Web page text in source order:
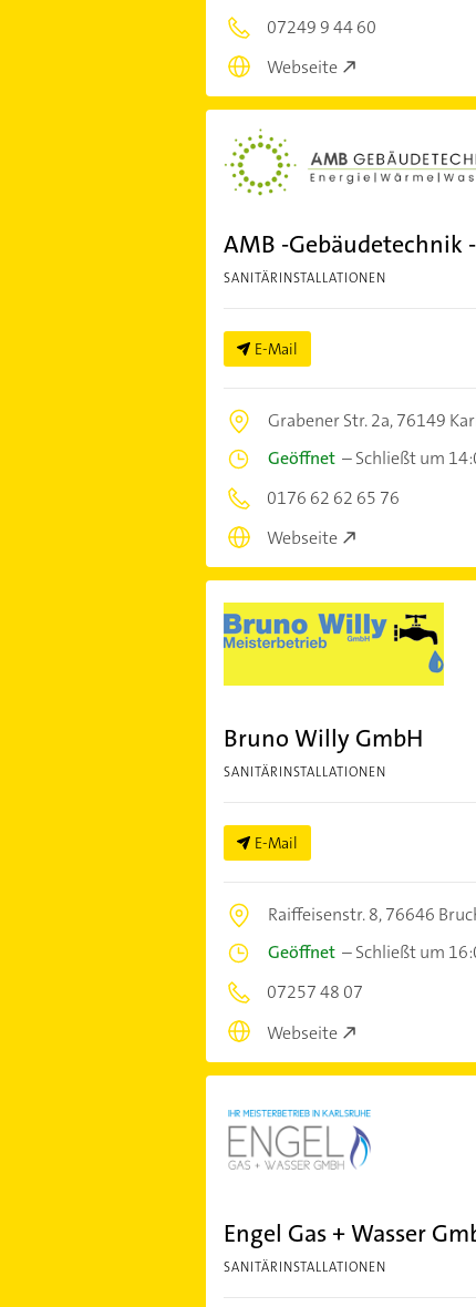
07249 9 44 60
Webseite
AMB -Gebäudetechnik
SANITÄRINSTALLATIONEN
E-Mail
Grabener Str. 2a,76149
Geöffnet–Schließt um
0176 62 62 65 76
Webseite
Bruno Willy GmbH
SANITÄRINSTALLATIONEN
E-Mail
Raiffeisenstr. 8,76646
Geöffnet–Schließt um
07257 48 07
Webseite
Engel Gas + Wasser
SANITÄRINSTALLATIONEN